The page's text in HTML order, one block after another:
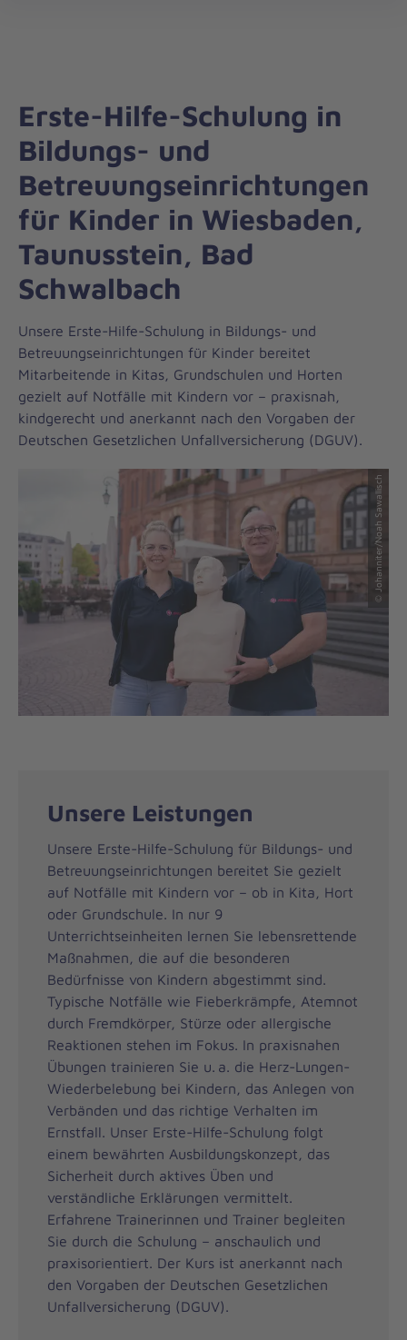
zum
Erste-Hilfe-Schulung in
Bildungs- und
Betreuungseinrichtungen
für Kinder in Wiesbaden,
Taunusstein, Bad
Schwalbach
Unsere Erste-Hilfe-Schulung in Bildungs- und
Betreuungseinrichtungen für Kinder bereitet
Mitarbeitende in Kitas, Grundschulen und Horten
gezielt auf Notfälle mit Kindern vor – praxisnah,
kindgerecht und anerkannt nach den Vorgaben der
Deutschen Gesetzlichen Unfallversicherung (DGUV).
© Johanniter/Noah Sawallisch
Unsere Leistungen
Unsere Erste-Hilfe-Schulung für Bildungs- und
Betreuungseinrichtungen bereitet Sie gezielt
auf Notfälle mit Kindern vor – ob in Kita, Hort
oder Grundschule. In nur 9
Unterrichtseinheiten lernen Sie lebensrettende
Maßnahmen, die auf die besonderen
Bedürfnisse von Kindern abgestimmt sind.
Typische Notfälle wie Fieberkrämpfe, Atemnot
durch Fremdkörper, Stürze oder allergische
Reaktionen stehen im Fokus. In praxisnahen
Übungen trainieren Sie u. a. die Herz-Lungen-
Wiederbelebung bei Kindern, das Anlegen von
Verbänden und das richtige Verhalten im
Ernstfall. Unser Erste-Hilfe-Schulung folgt
einem bewährten Ausbildungskonzept, das
Sicherheit durch aktives Üben und
verständliche Erklärungen vermittelt.
Erfahrene Trainerinnen und Trainer begleiten
Sie durch die Schulung – anschaulich und
praxisorientiert. Der Kurs ist anerkannt nach
den Vorgaben der Deutschen Gesetzlichen
Unfallversicherung (DGUV).